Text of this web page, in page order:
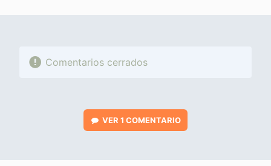
Comentarios cerrados
VER 1 COMENTARIO